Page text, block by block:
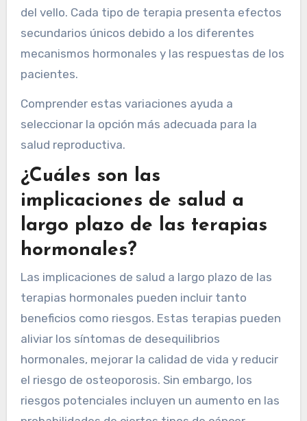
del vello. Cada tipo de terapia presenta efectos
secundarios únicos debido a los diferentes
mecanismos hormonales y las respuestas de los
pacientes.
Comprender estas variaciones ayuda a
seleccionar la opción más adecuada para la
salud reproductiva.
¿Cuáles son las
implicaciones de salud a
largo plazo de las terapias
hormonales?
Las implicaciones de salud a largo plazo de las
terapias hormonales pueden incluir tanto
beneficios como riesgos. Estas terapias pueden
aliviar los síntomas de desequilibrios
hormonales, mejorar la calidad de vida y reducir
el riesgo de osteoporosis. Sin embargo, los
riesgos potenciales incluyen un aumento en las